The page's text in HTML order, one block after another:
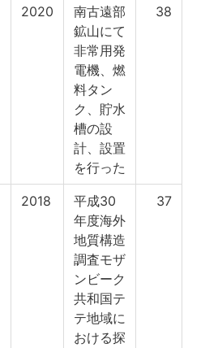
2020
南古遠部
鉱山にて
非常用発
電機、燃
料タン
ク、貯水
槽の設
計、設置
を行った
38
2018
平成30
年度海外
地質構造
調査モザ
ンビーク
共和国テ
テ地域に
おける探
37